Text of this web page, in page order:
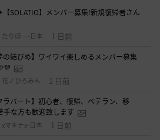
SOLATIO】メンバー募集!新規復帰者さん
たりほー-日本 1 日前
の結びめ】ワイワイ楽しめるメンバー募集
花ノひろみん 1 日前
ラバート】初心者、復帰、ベテラン、移
手な方も歓迎致します
xマキナx-日本 1 日前